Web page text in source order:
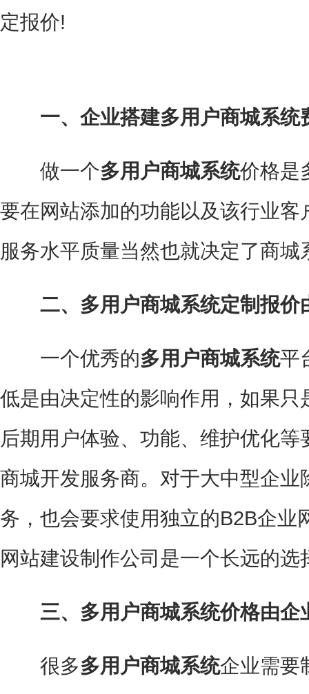
定报价!
一、企业搭建多用户商城系统
做一个多用户商城系统价格是
要在网站添加的功能以及该行业
服务水平质量当然也就决定了商城
二、多用户商城系统定制报价
一个优秀的多用户商城系统平
低是由决定性的影响作用，如果
后期用户体验、功能、维护优化
商城开发服务商。对于大中型企
务，也会要求使用独立的B2B企业
网站建设制作公司是一个长远的选
三、多用户商城系统价格由企
很多多用户商城系统企业需要